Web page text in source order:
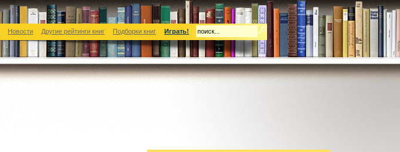
Новости Другие рейтинги книг Подборки книг Играть!